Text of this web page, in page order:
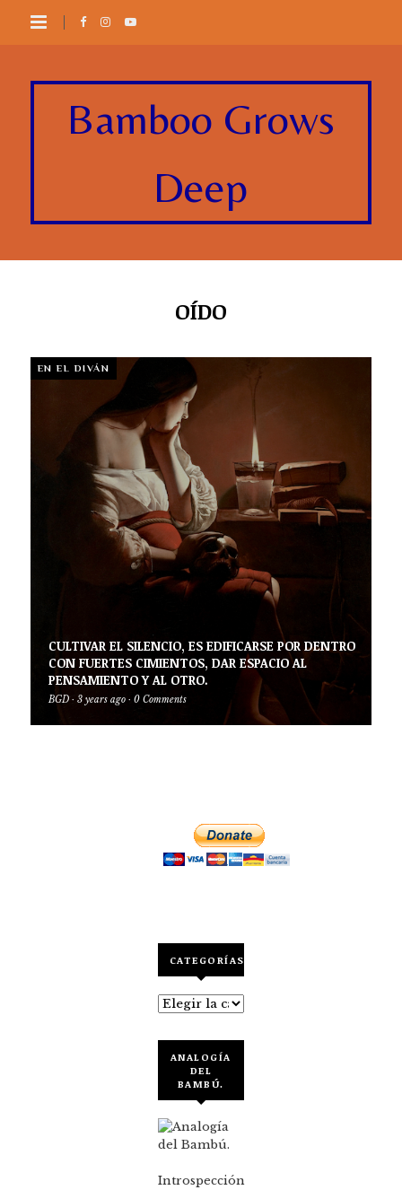
Bamboo Grows
Deep
OÍDO
EN EL DIVÁN
CULTIVAR EL SILENCIO, ES EDIFICARSE POR DENTRO
CON FUERTES CIMIENTOS, DAR ESPACIO AL
PENSAMIENTO Y AL OTRO.
BGD · 3 years ago · 0 Comments
CATEGORÍAS
Categorías
ANALOGÍA
DEL
BAMBÚ.
Introspección